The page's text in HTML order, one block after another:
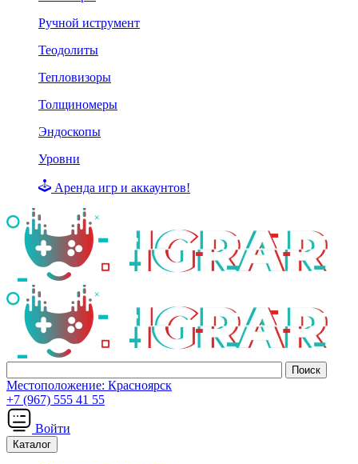
Ручной иструмент
Теодолиты
Тепловизоры
Толщиномеры
Эндоскопы
Уровни
Аренда игр и аккаунтов!
Местоположение: Красноярск
+7 (967) 555 41 55
Войти
Каталог